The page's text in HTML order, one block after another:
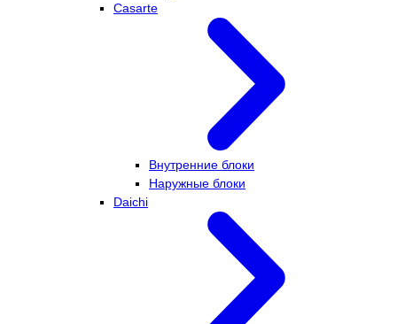
Casarte
Внутренние блоки
Наружные блоки
Daichi